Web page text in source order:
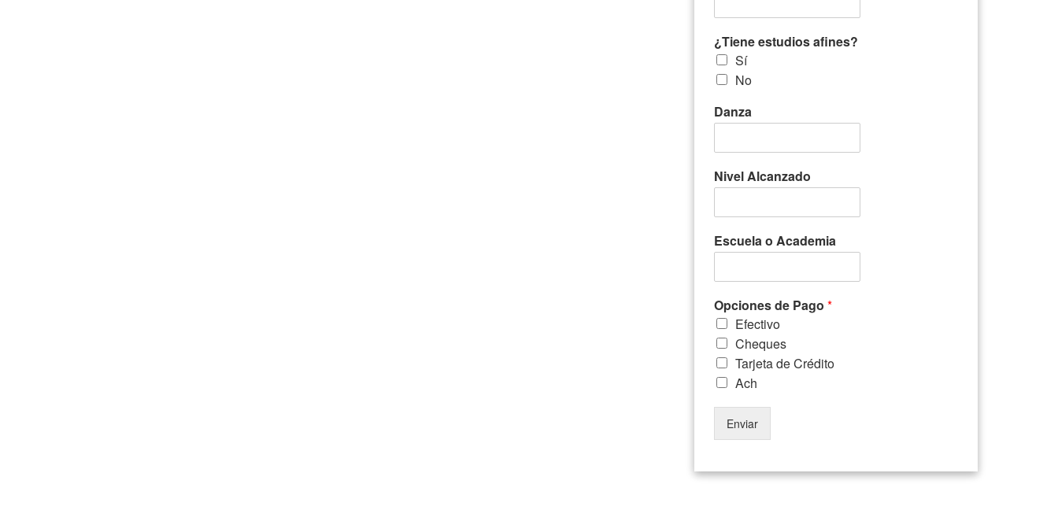
¿Tiene estudios afines?
Sí
No
Danza
Nivel Alcanzado
Escuela o Academia
Opciones de Pago *
Efectivo
Cheques
Tarjeta de Crédito
Ach
Enviar